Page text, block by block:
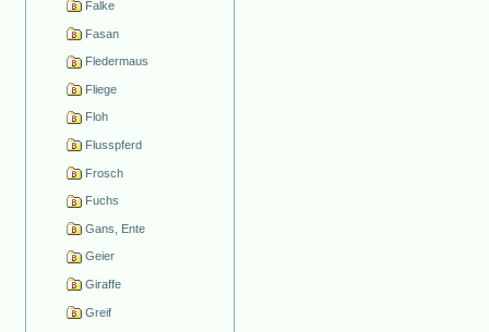
Falke
Fasan
Fledermaus
Fliege
Floh
Flusspferd
Frosch
Fuchs
Gans, Ente
Geier
Giraffe
Greif